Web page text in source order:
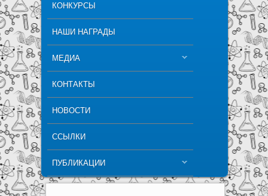
КОНКУРСЫ
НАШИ НАГРАДЫ
МЕДИА
КОНТАКТЫ
НОВОСТИ
ССЫЛКИ
ПУБЛИКАЦИИ